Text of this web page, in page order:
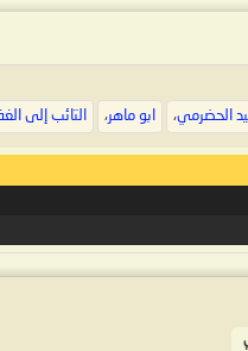
الحضرمي، ابو ماهر، التائب إلى